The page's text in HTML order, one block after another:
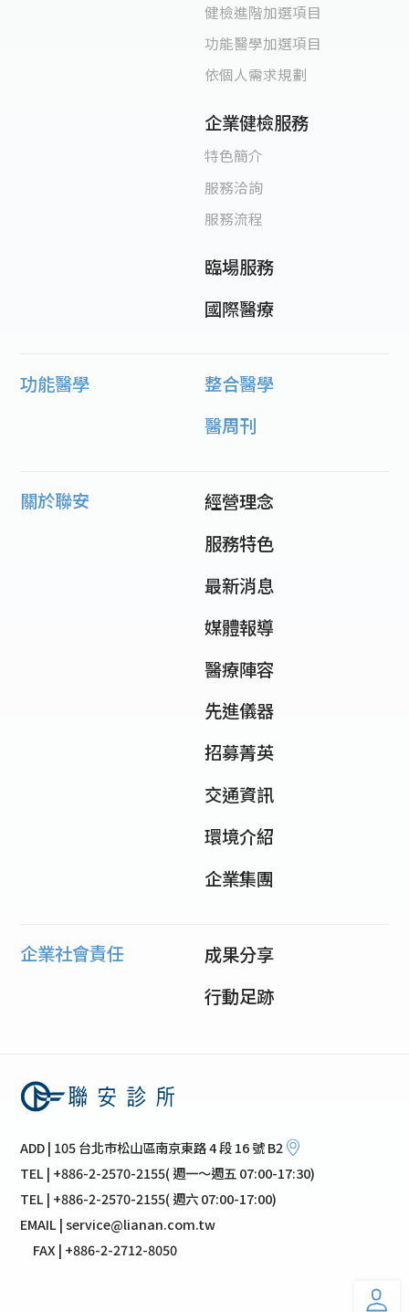
健檢進階加選項目
功能醫學加選項目
依個人需求規劃
企業健檢服務
特色簡介
服務洽詢
服務流程
臨場服務
國際醫療
功能醫學
整合醫學
醫周刊
關於聯安
經營理念
服務特色
最新消息
媒體報導
醫療陣容
先進儀器
招募菁英
交通資訊
環境介紹
企業集團
企業社會責任
成果分享
行動足跡
ADD | 105 台北市松山區南京東路 4 段 16 號 B2
TEL | +886-2-2570-2155( 週一～週五 07:00-17:30)
TEL | +886-2-2570-2155( 週六 07:00-17:00)
EMAIL | service@lianan.com.tw
FAX | +886-2-2712-8050